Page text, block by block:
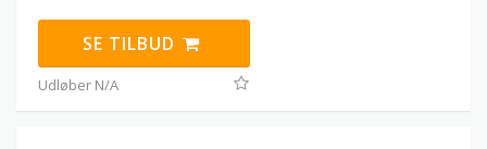
SE TILBUD
Udløber N/A